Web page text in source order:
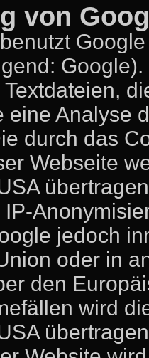
von
Textdateien,
eine Analyse
durch das
Webseite
jedoch
oder in
den
wird